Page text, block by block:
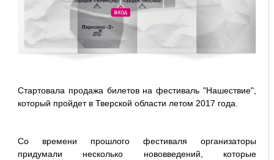
Стартовала продажа билетов на фестиваль "Нашествие",
который пройдет в Тверской области летом 2017 года.
Со времени прошлого фестиваля организаторы
придумали несколько нововведений, которые